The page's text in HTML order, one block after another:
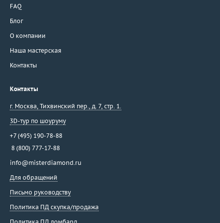
FAQ
Блог
О компании
Наша мастерская
Контакты
Контакты
г. Москва, Тихвинский пер., д. 7, стр. 1.
3D-тур по шоуруму
+7 (495) 190-78-88
8 (800) 777-17-88
info@misterdiamond.ru
Для обращений
Письмо руководству
Политика ПД скупка/продажа